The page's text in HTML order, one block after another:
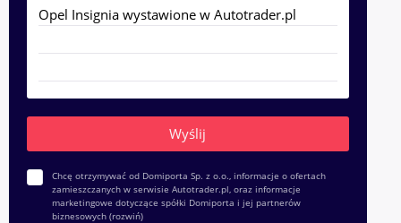
Chcę otrzymywać od Domiporta Sp. z o.o., informacje o ofertach
zamieszczanych w serwisie Autotrader.pl, oraz informacje
marketingowe dotyczące spółki Domiporta i jej partnerów
biznesowych (rozwiń)